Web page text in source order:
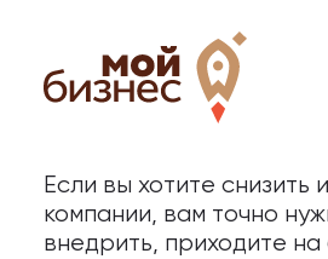
Если вы хотите снизить
компании, вам точно
внедрить, приходите